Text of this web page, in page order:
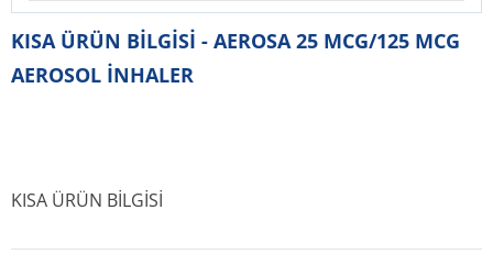
KISA ÜRÜN BİLGİSİ - AEROSA 25 MCG/125 MCG
AEROSOL İNHALER
KISA ÜRÜN BİLGİSİ